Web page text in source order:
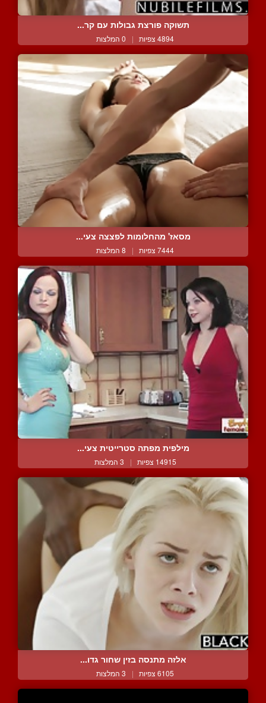
תשוקה פורצת גבולות עם קר...
4894 צפיות | 0 המלצות
מסאז' מהחלומות לפצצה צעי...
7444 צפיות | 8 המלצות
מילפית מפתה סטרייטית צעי...
14915 צפיות | 3 המלצות
אלזה מתנסה בזין שחור גדו...
6105 צפיות | 3 המלצות